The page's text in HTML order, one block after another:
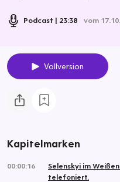
Podcast 23:38 vom
Vollversion
Kapitelmarken
00:00:16
Selenskyi im
telefoniert.